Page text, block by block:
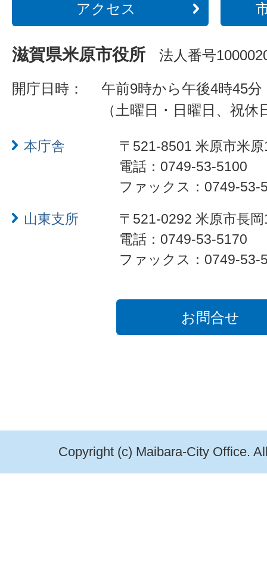
アクセス
滋賀県米原市役所 法人番号
開庁日時：
午前9時から午後4時45分
（土曜日・日曜日、祝
本庁舎
〒521-8501 米原市米
電話：0749-53-5100
ファックス：0749-53-
山東支所
〒521-0292 米原市長
電話：0749-53-5170
ファックス：0749-53-
お問合せ
Copyright (c) Maibara-City Office.